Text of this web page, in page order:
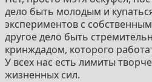
дело быть молодым и
экспериментов с
другое дело быть
кринждадом, которого
У всех нас есть лимиты
жизненных сил.